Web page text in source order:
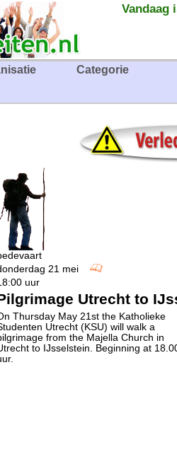
Vandaag
Categorie
21 mei
uur
Utrecht to
Thursday May 21st the Katholieke
Utrecht (KSU) will walk a
from the Majella Church in
to IJsselstein. Beginning at